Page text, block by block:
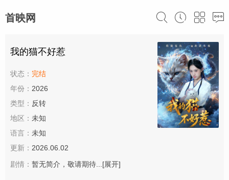
首映网
我的猫不好惹
状态： 完结
年份： 2026
类型： 反转
地区： 未知
语言： 未知
更新： 2026.06.02
剧情： 暂无简介，敬请期待... [展开]